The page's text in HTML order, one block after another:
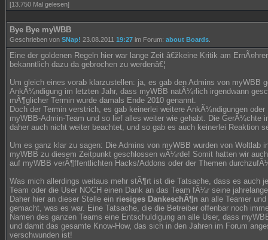
[13.750 Mal gelesen]
Bye Bye myWBB
Geschrieben von SNap! 23.08.2011 19:27 im Forum: about Boards
Eine der goldenen Regeln hier war lange Zeit â€žkeine Kritik am
bekanntlich dazu da gebrochen zu werdenâ€¦
Um gleich eines vorab klarzustellen: ja, es gab den Admins von myWBB
AnkÃ¼ndigung im letzten Jahr, dass myWBB natÃ¼rlich irgendwann
mÃ¶glicher Termin wurde damals Ende 2010 genannt.
Doch der Termin verstrich, es gab keinerlei weitere AnkÃ¼ndigungen
myWBB-Admin-Team und so lief alles weiter wie gehabt. Die GerÃ¼chte
daher auch nicht weiter beachtet, und so gab es auch keinerlei Reaktion
Um es ganz klar zu sagen: Die Admins von myWBB wurden von Woltlab
myWBB zu diesem Zeitpunkt geschlossen wÃ¼rde! Somit hatten wir
auf myWBB verÃ¶ffentlichten Hacks/Addons oder der Themen
Was mich allerdings weitaus mehr stÃ¶rt ist die Tatsache, dass es auch
Team oder die User NOCH einen Dank an das Team fÃ¼r seine
Daher hier an dieser Stelle ein riesiges DankeschÃ¶n an alle Teamer
gemacht, was es war. Eine Tatsache, die die Betreiber offenbar noch
Namen des ganzen Teams eine Entschuldigung an alle User, dass
und damit das gesamte Know-How, das sich in den Jahren im Forum
verschwunden ist!